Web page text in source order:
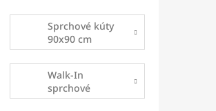
Sprchové kúty
90x90 cm
Walk-In
sprchové
zásteny